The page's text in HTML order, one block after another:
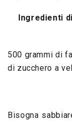
Ingredienti
500 grammi di
di zucchero a
Bisogna